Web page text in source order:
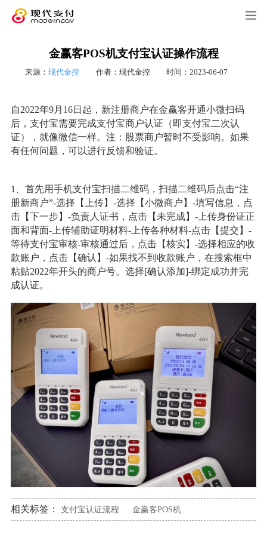
金赢客POS机支付宝认证操作流程
来源： 现代金控 作者：现代金控 时间：2023-06-07
自2022年9月16日起，新注册商户在金赢客开通小微扫码
后，支付宝需要完成支付宝商户认证（即支付宝二次认
证），就像微信一样。注：股票商户暂时不受影响。如果
有任何问题，可以进行反馈和验证。
1、首先用手机支付宝扫描二维码，扫描二维码后点击“注
册新商户”-选择【上传】-选择【小微商户】-填写信息，点
击【下一步】-负责人证书，点击【未完成】-上传身份证正
面和背面-上传辅助证明材料-上传各种材料-点击【提交】-
等待支付宝审核-审核通过后，点击【核实】-选择相应的收
款账户，点击【确认】-如果找不到收款账户，在搜索框中
粘贴2022年开头的商户号。选择[确认添加]-绑定成功并完
成认证。
相关标签： 支付宝认证流程 金赢客POS机